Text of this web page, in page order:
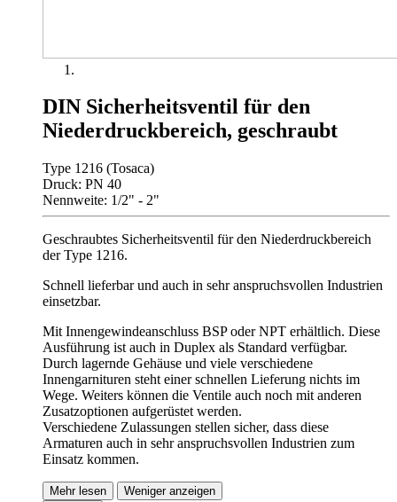
DIN Sicherheitsventil für den
Niederdruckbereich, geschraubt
Type 1216 (Tosaca)
Druck: PN 40
Nennweite: 1/2" - 2"
Geschraubtes Sicherheitsventil für den Niederdruckbereich
der Type 1216.
Schnell lieferbar und auch in sehr anspruchsvollen Industrien
einsetzbar.
Mit Innengewindeanschluss BSP oder NPT erhältlich. Diese
Ausführung ist auch in Duplex als Standard verfügbar.
Durch lagernde Gehäuse und viele verschiedene
Innengarnituren steht einer schnellen Lieferung nichts im
Wege. Weiters können die Ventile auch noch mit anderen
Zusatzoptionen aufgerüstet werden.
Verschiedene Zulassungen stellen sicher, dass diese
Armaturen auch in sehr anspruchsvollen Industrien zum
Einsatz kommen.
Mehr lesen Weniger anzeigen